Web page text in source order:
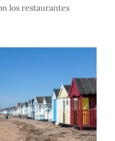
los restaurantes